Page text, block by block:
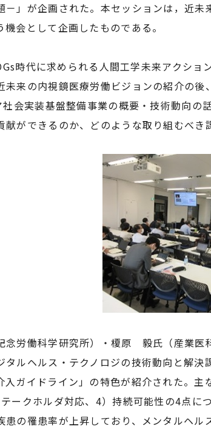
－」が企画された。本セッションは，近
会として企画したものである。
時代に求められる人間工学未来アクシ
未来の内視鏡医療労働ビジョンの紹介の
会実装基盤整備事業の概要・技術動向の
ができるのか、どのような取り組むべき
労働科学研究所）・榎原 毅氏（産業医
ルヘルス・テクノロジの技術動向と解
入ガイドライン」の特色が紹介された。
ークホルダ対応、4）持続可能性の4点
の罹患率が上昇しており、メンタルヘ